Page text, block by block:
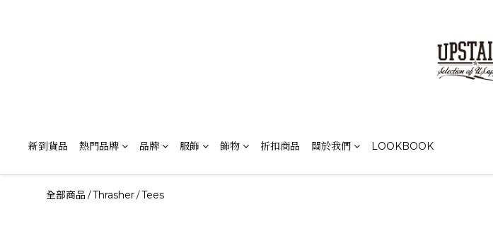
新到貨品 熱門品牌 品牌 服飾 飾物 折扣商品 關於我們 LOOKBOOK
全部商品 /Thrasher/Tees